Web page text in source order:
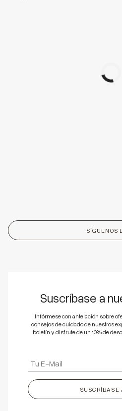
SÍGUENOS
Suscríbase a
Infórmese con antelación sobre
consejos de cuidado de nuestros
boletín y disfrute de un 10% de
SUSCRÍBASE